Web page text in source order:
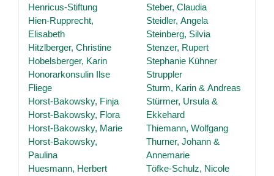
Henricus-Stiftung
Hien-Rupprecht,
Elisabeth
Hitzlberger, Christine
Hobelsberger, Karin
Honorarkonsulin Ilse
Fliege
Horst-Bakowsky, Finja
Horst-Bakowsky, Flora
Horst-Bakowsky, Marie
Horst-Bakowsky,
Paulina
Huesmann, Herbert
Steber, Claudia
Steidler, Angela
Steinberg, Silvia
Stenzer, Rupert
Stephanie Kühner
Struppler
Sturm, Karin & Andreas
Stürmer, Ursula &
Ekkehard
Thiemann, Wolfgang
Thurner, Johann &
Annemarie
Töfke-Schulz, Nicole